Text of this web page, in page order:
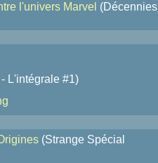
l'univers Marvel (Décennies
L'intégrale #1)
(Strange Spécial